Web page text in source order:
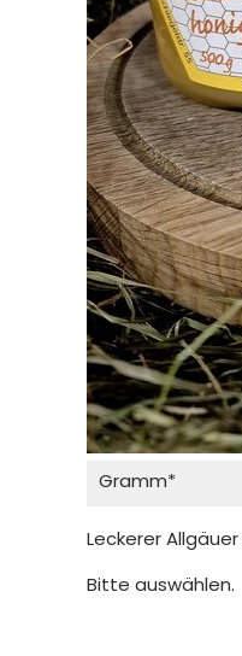
Pflichtfeld
Gramm*
Leckerer
Bitte auswählen.